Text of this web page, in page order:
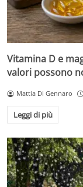
Vitamina D e
valori possono
Mattia Di Gennaro
Leggi di più